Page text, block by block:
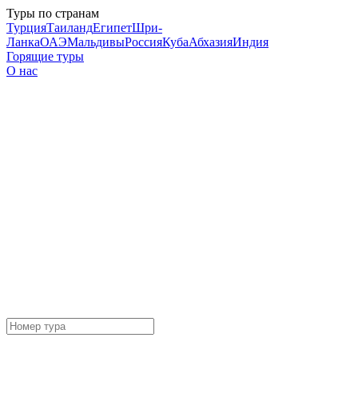
Туры по странам
ТурцияТаиландЕгипетШри-
ЛанкаОАЭМальдивыРоссияКубаАбхазияИндия
Горящие туры
О нас